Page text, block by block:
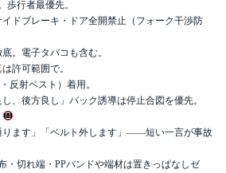
歩行者最優先。
ドブレーキ・ドア全開禁止（フォーク干渉防
。電子タバコも含む。
許可範囲で。
反射ベスト）着用。
、後方良し」バック誘導は停止合図を優先。
ります」「ベルト外します」——短い一言が事故
・切れ端・PPバンドや端材は置きっぱなしゼ